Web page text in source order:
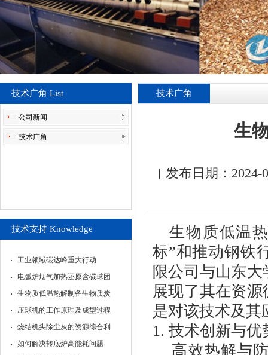
技术广角 List
公司新闻
技术广角
技术支持 Knowledge
工业领域碳达峰重大行动
电弧炉烟气加热还原含碳球团
生物质低温热解制备生物质炭
压球机的工作原理及成型过程
烧结机头除尘灰的资源综合利
如何解决转底炉高能耗问题
技术广角
生
[ 发布日期：2024-
生物质低温
标”和推动钢铁
限公司与山东
展现了其在资
是对该技术及其
1. 技术创新与优
高效热解与